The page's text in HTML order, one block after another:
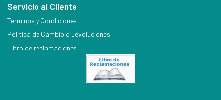
Servicio al Cliente
Terminos y Condiciones
Política de Cambio o Devoluciones
Libro de reclamaciones